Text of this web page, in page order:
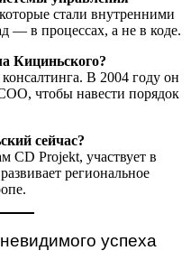
стали внутренними
— в процессах, а не в коде.
Кициньского?
В 2004 году он
чтобы навести порядок
сейчас?
CD Projekt, участвует в
региональное
успеха